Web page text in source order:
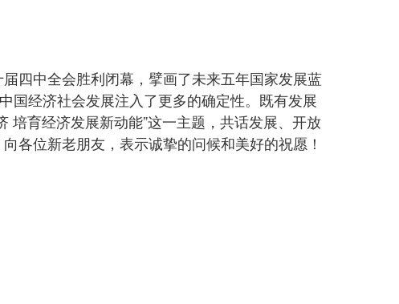
四中全会胜利闭幕，擘画了未来五年国家发展蓝
国经济社会发展注入了更多的确定性。既有发展
培育经济发展新动能”这一主题，共话发展、开放
各位新老朋友，表示诚挚的问候和美好的祝愿！